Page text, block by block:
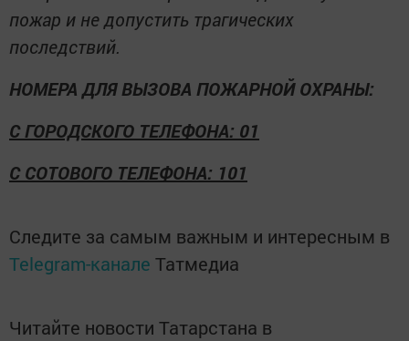
пожар и не допустить трагических
последствий.
НОМЕРА ДЛЯ ВЫЗОВА ПОЖАРНОЙ ОХРАНЫ:
С ГОРОДСКОГО ТЕЛЕФОНА: 01
С СОТОВОГО ТЕЛЕФОНА: 101
Следите за самым важным и интересным в
Telegram-канале Татмедиа
Читайте новости Татарстана в